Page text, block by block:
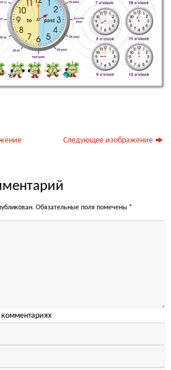
Следующее изображение
Обязательные поля помечены *